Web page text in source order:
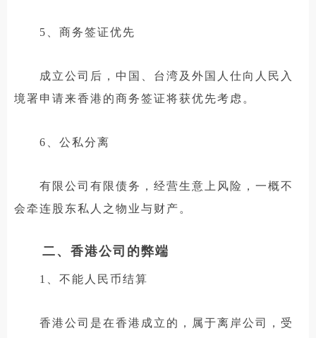
5、商务签证优先
成立公司后，中国、台湾及外国人仕向人民入
境署申请来香港的商务签证将获优先考虑。
6、公私分离
有限公司有限债务，经营生意上风险，一概不
会牵连股东私人之物业与财产。
二、香港公司的弊端
1、不能人民币结算
香港公司是在香港成立的，属于离岸公司，受